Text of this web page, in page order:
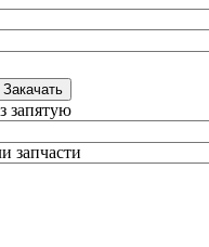
Закачать
запятую
запчасти